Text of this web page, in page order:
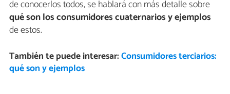
de conocerlos todos, se hablará con más detalle sobre
qué son los consumidores cuaternarios y ejemplos
de estos.
También te puede interesar:Consumidores terciarios:
qué son y ejemplos